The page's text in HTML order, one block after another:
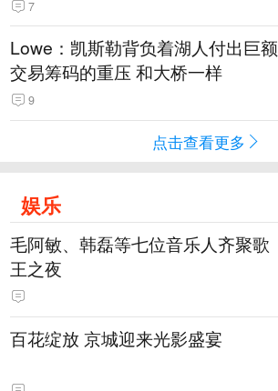
7
Lowe：凯斯勒背负着湖人付出巨额
交易筹码的重压 和大桥一样
9
点击查看更多
娱乐
毛阿敏、韩磊等七位音乐人齐聚歌
王之夜
百花绽放 京城迎来光影盛宴